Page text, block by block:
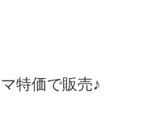
特価で販売♪